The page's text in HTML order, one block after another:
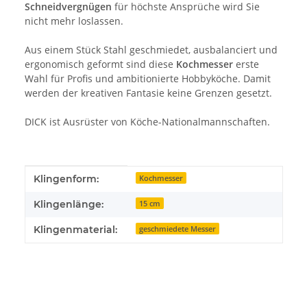
Schneidvergnügen für höchste Ansprüche wird Sie
nicht mehr loslassen.
Aus einem Stück Stahl geschmiedet, ausbalanciert und
ergonomisch geformt sind diese Kochmesser erste
Wahl für Profis und ambitionierte Hobbyköche. Damit
werden der kreativen Fantasie keine Grenzen gesetzt.
DICK ist Ausrüster von Köche-Nationalmannschaften.
Produkteigenschaft
Wert
Klingenform: Kochmesser
Klingenlänge: 15 cm
Klingenmaterial: geschmiedete Messer